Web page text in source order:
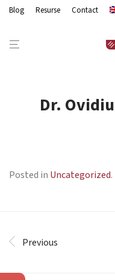
Blog Resurse Contact
Dr.
Posted in Uncategorized.
Previous